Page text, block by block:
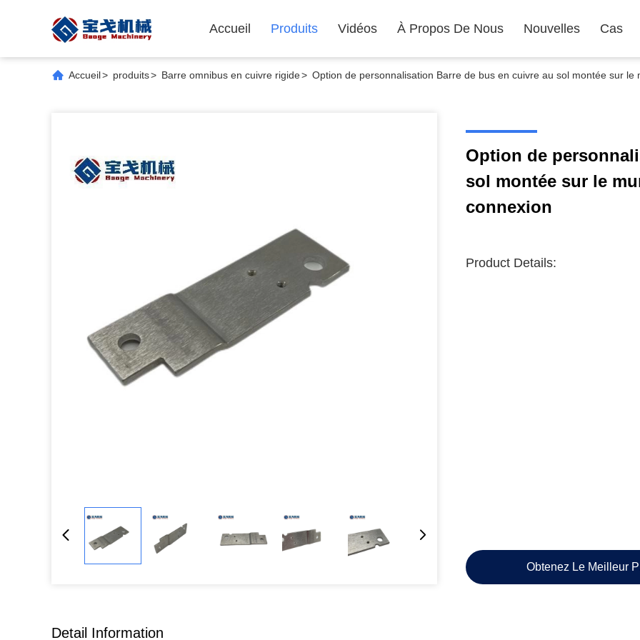
Accueil Produits Vidéos À Propos De Nous Nouvelles Cas
Accueil> produits> Barre omnibus en cuivre rigide> Option de personnalisation Barre de bus en cuivre au sol montée sur
Option de
sol montée sur le
connexion
Product Details:
Obtenez Le Meilleur
Detail Information